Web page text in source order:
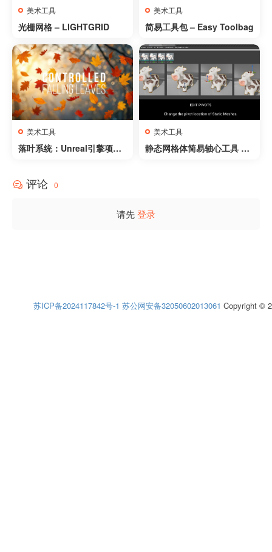
美术工具
光栅网格 – LIGHTGRID
美术工具
简易工具包 – Easy Toolbag
美术工具
落叶系统：Unreal引擎项目
d leaves for your Unreal e
美术工具
静态网格体简易轴心工具 – E
评论 0
请先登录
苏ICP备2024117842号-1 苏公网安备32050602013061 Copyright ©